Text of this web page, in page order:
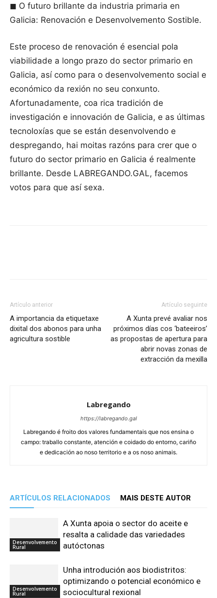
◼ O futuro brillante da industria primaria en
Galicia: Renovación e Desenvolvemento Sostible.
Este proceso de renovación é esencial pola
viabilidade a longo prazo do sector primario en
Galicia, así como para o desenvolvemento social e
económico da rexión no seu conxunto.
Afortunadamente, coa rica tradición de
investigación e innovación de Galicia, e as últimas
tecnoloxías que se están desenvolvendo e
despregando, hai moitas razóns para crer que o
futuro do sector primario en Galicia é realmente
brillante. Desde LABREGANDO.GAL, facemos
votos para que así sexa.
Artículo anterior
A importancia da etiquetaxe
dixital dos abonos para unha
agricultura sostible
Artículo seguinte
A Xunta prevé avaliar nos
próximos días cos ‘bateeiros’
as propostas de apertura para
abrir novas zonas de
extracción da mexilla
Labregando
https://labregando.gal
Labregando é froito dos valores fundamentais que nos ensina o
campo: traballo constante, atención e coidado do entorno, cariño
e dedicación ao noso territorio e a os noso animais.
ARTÍCULOS RELACIONADOS MAIS DESTE AUTOR
Desenvolvemento
Rural
A Xunta apoia o sector do aceite e
resalta a calidade das variedades
autóctonas
Desenvolvemento
Rural
Unha introdución aos biodistritos:
optimizando o potencial económico e
sociocultural rexional